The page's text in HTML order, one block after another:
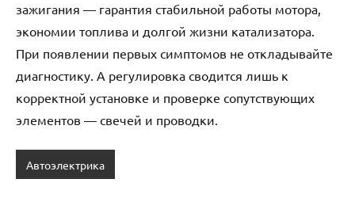
зажигания — гарантия стабильной работы мотора,
экономии топлива и долгой жизни катализатора.
При появлении первых симптомов не откладывайте
диагностику. А регулировка сводится лишь к
корректной установке и проверке сопутствующих
элементов — свечей и проводки.
Автоэлектрика